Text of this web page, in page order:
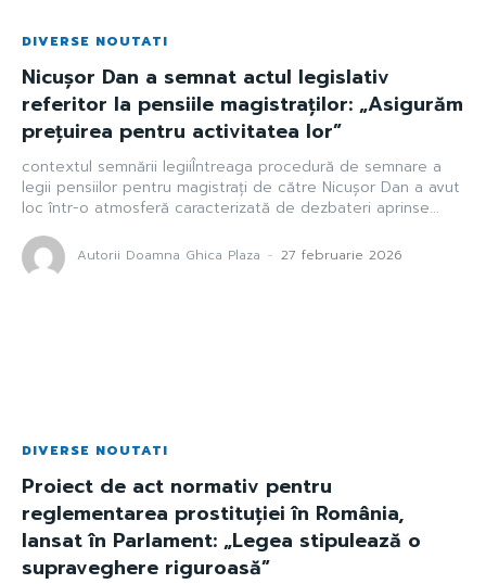
DIVERSE NOUTATI
Nicușor Dan a semnat actul legislativ
referitor la pensiile magistraților: „Asigurăm
prețuirea pentru activitatea lor”
contextul semnării legiiÎntreaga procedură de semnare a
legii pensiilor pentru magistrați de către Nicușor Dan a avut
loc într-o atmosferă caracterizată de dezbateri aprinse...
Autorii Doamna Ghica Plaza - 27 februarie 2026
DIVERSE NOUTATI
Proiect de act normativ pentru
reglementarea prostituției în România,
lansat în Parlament: „Legea stipulează o
supraveghere riguroasă”